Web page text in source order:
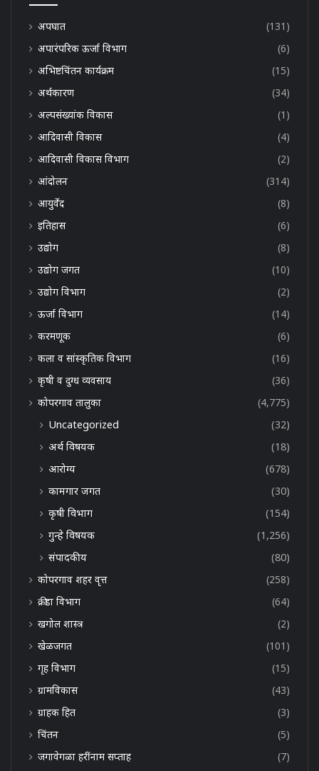
अपघात
(131)
अपारंपरिक ऊर्जा विभाग
(6)
अभिष्टचिंतन कार्यक्रम
(15)
अर्थकारण
(34)
अल्पसंख्यांक विकास
(1)
आदिवासी विकास
(4)
आदिवासी विकास विभाग
(2)
आंदोलन
(314)
आयुर्वेद
(8)
इतिहास
(6)
उद्योग
(8)
उद्योग जगत
(10)
उद्योग विभाग
(2)
ऊर्जा विभाग
(14)
करमणूक
(6)
कला व सांस्कृतिक विभाग
(16)
कृषी व दुग्ध व्यवसाय
(36)
कोपरगाव तालुका
(4,775)
Uncategorized
(32)
अर्थ विषयक
(18)
आरोग्य
(678)
कामगार जगत
(30)
कृषी विभाग
(154)
गुन्हे विषयक
(1,256)
संपादकीय
(80)
कोपरगाव शहर वृत्त
(258)
क्रीडा विभाग
(64)
खगोल शास्त्र
(2)
खेळजगत
(101)
गृह विभाग
(15)
ग्रामविकास
(43)
ग्राहक हित
(3)
चिंतन
(5)
जगावेगळा हरींनाम सप्ताह
(7)